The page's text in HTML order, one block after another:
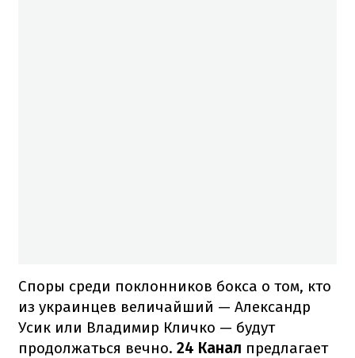
Споры среди поклонников бокса о том, кто
из украинцев величайший — Александр
Усик или Владимир Кличко — будут
продолжаться вечно. 24 Канал предлагает